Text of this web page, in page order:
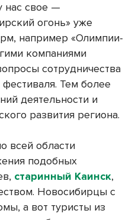
нас свое —
огонь» уже
например «Олимпии-
компаниями
сотрудничества
Тем более
деятельности и
развития региона.
всей области
подобных
старинный Каинск,
Новосибирцы с
а вот туристы из